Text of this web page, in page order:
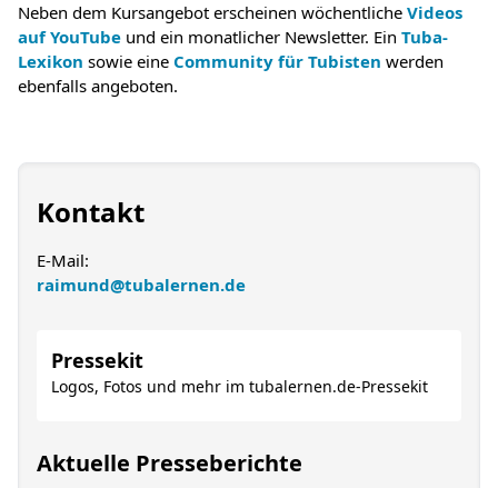
Neben dem Kursangebot erscheinen wöchentliche Videos
auf YouTube und ein monatlicher Newsletter. Ein Tuba-
Lexikon sowie eine Community für Tubisten werden
ebenfalls angeboten.
Kontakt
E-Mail:
raimund@tubalernen.de
Pressekit
Logos, Fotos und mehr im tubalernen.de-Pressekit
Aktuelle Presseberichte